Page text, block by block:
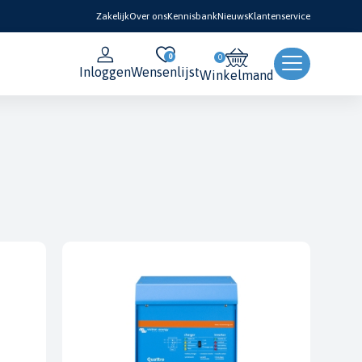
ZakelijkOver onsKennisbankNieuwsKlantenservice
Inloggen
0
WensenlijstWinkelmand